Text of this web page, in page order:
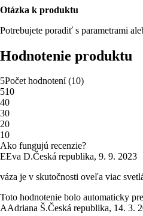
Otázka k produktu
Potrebujete poradiť s parametrami
Hodnotenie produktu
5Počet hodnotení(10)
510
40
30
20
10
Ako fungujú recenzie?
EEva D.Česká republika, 9. 9. 2023
váza je v skutočnosti oveľa viac
Toto hodnotenie bolo automaticky
AAdriana Š.Česká republika, 14. 3.